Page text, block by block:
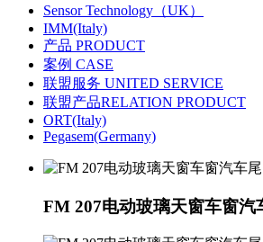
Sensor Technology（UK）
IMM(Italy)
产品 PRODUCT
案例 CASE
联盟服务 UNITED SERVICE
联盟产品RELATION PRODUCT
ORT(Italy)
Pegasem(Germany)
FM 207电动玻璃天窗车窗汽